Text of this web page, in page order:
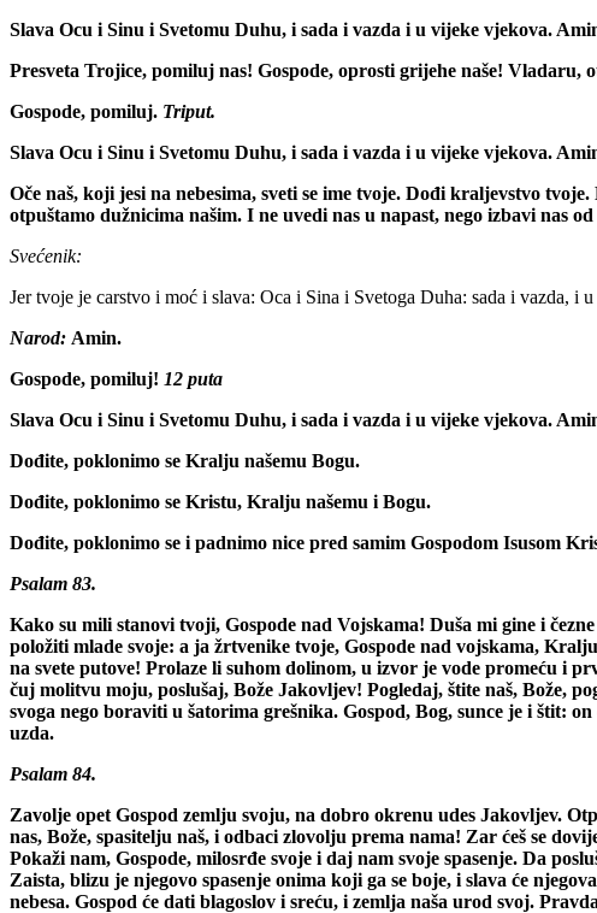
Slava Ocu i Sinu i Svetomu Duhu, i sada i vazda i u vijeke vjekova.
Presveta Trojice, pomiluj nas! Gospode, oprosti grijehe naše! Vladaru,
Gospode, pomiluj. Triput.
Slava Ocu i Sinu i Svetomu Duhu, i sada i vazda i u vijeke vjekova.
Oče naš, koji jesi na nebesima, sveti se ime tvoje. Dođi kraljevstvo
otpuštamo dužnicima našim. I ne uvedi nas u napast, nego izbavi nas od
Svećenik:
Jer tvoje je carstvo i moć i slava: Oca i Sina i Svetoga Duha: sada i vazda, i
Narod: Amin.
Gospode, pomiluj! 12 puta
Slava Ocu i Sinu i Svetomu Duhu, i sada i vazda i u vijeke vjekova.
Dođite, poklonimo se Kralju našemu Bogu.
Dođite, poklonimo se Kristu, Kralju našemu i Bogu.
Dođite, poklonimo se i padnimo nice pred samim Gospodom Isusom
Psalam 83.
Kako su mili stanovi tvoji, Gospode nad Vojskama! Duša mi gine i
položiti mlade svoje: a ja žrtvenike tvoje, Gospode nad vojskama,
na svete putove! Prolaze li suhom dolinom, u izvor je vode promeću i
čuj molitvu moju, poslušaj, Bože Jakovljev! Pogledaj, štite naš, Bože,
svoga nego boraviti u šatorima grešnika. Gospod, Bog, sunce je i štit:
uzda.
Psalam 84.
Zavolje opet Gospod zemlju svoju, na dobro okrenu udes Jakovljev.
nas, Bože, spasitelju naš, i odbaci zlovolju prema nama! Zar ćeš se
Pokaži nam, Gospode, milosrđe svoje i daj nam svoje spasenje. Da
Zaista, blizu je njegovo spasenje onima koji ga se boje, i slava će
nebesa. Gospod će dati blagoslov i sreću, i zemlja naša urod svoj.